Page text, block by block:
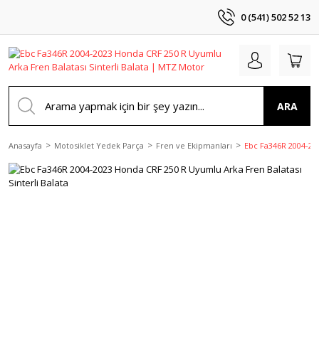
0 (541) 502 52 13
ARA
Anasayfa Motosiklet Yedek Parça Fren ve Ekipmanları Ebc Fa346R 2004-